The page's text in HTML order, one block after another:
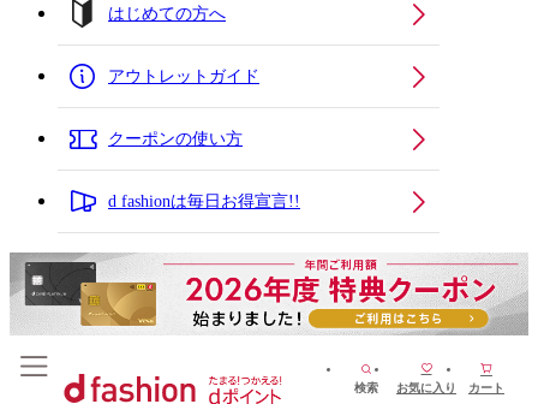
はじめての方へ
アウトレットガイド
クーポンの使い方
d fashionは毎日お得宣言!!
検索 お気に入り カート